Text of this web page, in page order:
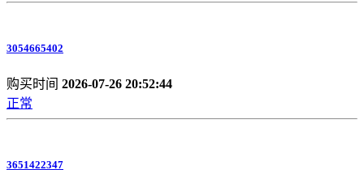
3054665402
购买时间 2026-07-26 20:52:44
正常
3651422347